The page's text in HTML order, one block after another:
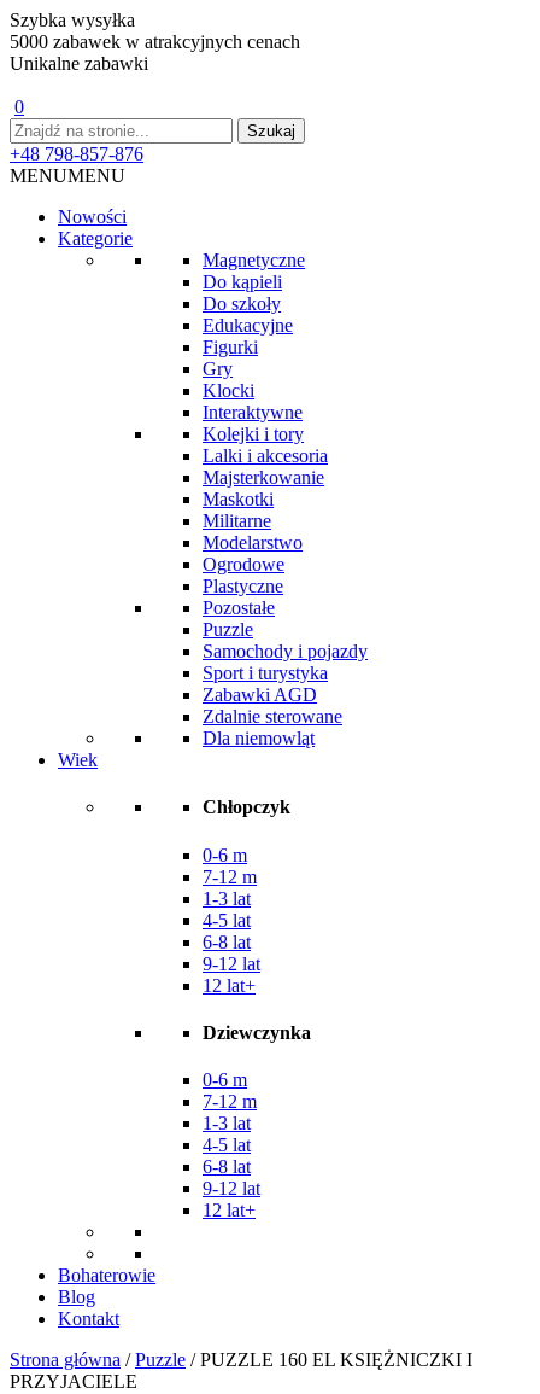
Szybka wysyłka
5000 zabawek w atrakcyjnych cenach
Unikalne zabawki
0
+48 798-857-876
MENUMENU
Nowości
Kategorie
Magnetyczne
Do kąpieli
Do szkoły
Edukacyjne
Figurki
Gry
Klocki
Interaktywne
Kolejki i tory
Lalki i akcesoria
Majsterkowanie
Maskotki
Militarne
Modelarstwo
Ogrodowe
Plastyczne
Pozostałe
Puzzle
Samochody i pojazdy
Sport i turystyka
Zabawki AGD
Zdalnie sterowane
Dla niemowląt
Wiek
Chłopczyk
0-6 m
7-12 m
1-3 lat
4-5 lat
6-8 lat
9-12 lat
12 lat+
Dziewczynka
0-6 m
7-12 m
1-3 lat
4-5 lat
6-8 lat
9-12 lat
12 lat+
Bohaterowie
Blog
Kontakt
Strona główna /Puzzle / PUZZLE 160 EL KSIĘŻNICZKI I
PRZYJACIELE